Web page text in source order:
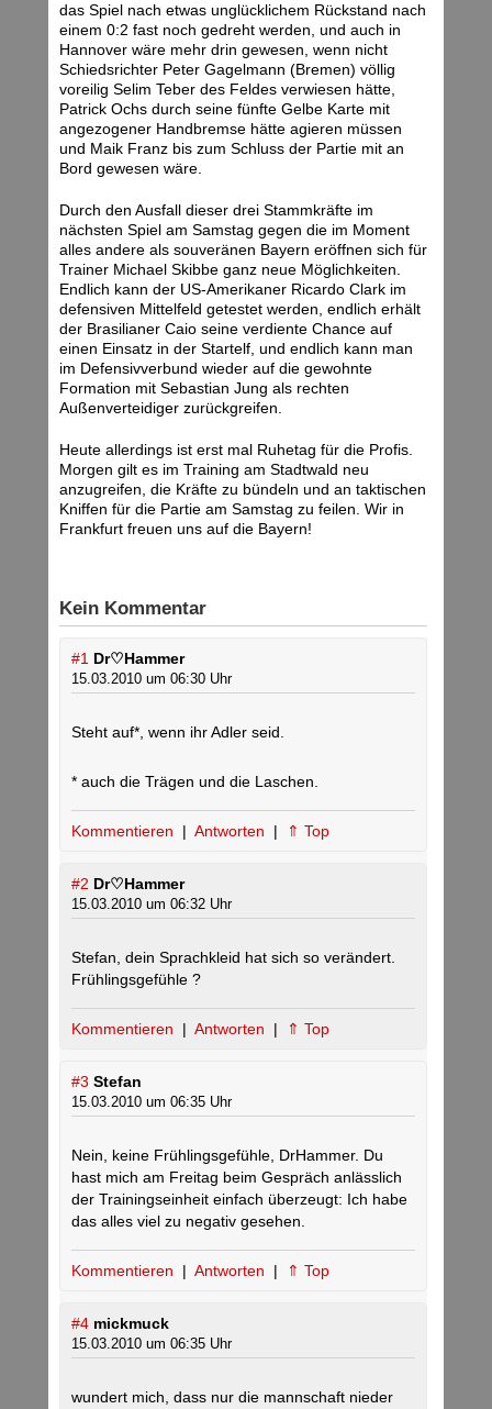
das Spiel nach etwas unglücklichem Rückstand nach
einem 0:2 fast noch gedreht werden, und auch in
Hannover wäre mehr drin gewesen, wenn nicht
Schiedsrichter Peter Gagelmann (Bremen) völlig
voreilig Selim Teber des Feldes verwiesen hätte,
Patrick Ochs durch seine fünfte Gelbe Karte mit
angezogener Handbremse hätte agieren müssen
und Maik Franz bis zum Schluss der Partie mit an
Bord gewesen wäre.
Durch den Ausfall dieser drei Stammkräfte im
nächsten Spiel am Samstag gegen die im Moment
alles andere als souveränen Bayern eröffnen sich für
Trainer Michael Skibbe ganz neue Möglichkeiten.
Endlich kann der US-Amerikaner Ricardo Clark im
defensiven Mittelfeld getestet werden, endlich erhält
der Brasilianer Caio seine verdiente Chance auf
einen Einsatz in der Startelf, und endlich kann man
im Defensivverbund wieder auf die gewohnte
Formation mit Sebastian Jung als rechten
Außenverteidiger zurückgreifen.
Heute allerdings ist erst mal Ruhetag für die Profis.
Morgen gilt es im Training am Stadtwald neu
anzugreifen, die Kräfte zu bündeln und an taktischen
Kniffen für die Partie am Samstag zu feilen. Wir in
Frankfurt freuen uns auf die Bayern!
Kein Kommentar
#1 Dr♡Hammer
15.03.2010 um 06:30 Uhr
Steht auf*, wenn ihr Adler seid.
* auch die Trägen und die Laschen.
Kommentieren | Antworten | ⇑ Top
#2 Dr♡Hammer
15.03.2010 um 06:32 Uhr
Stefan, dein Sprachkleid hat sich so verändert.
Frühlingsgefühle ?
Kommentieren | Antworten | ⇑ Top
#3 Stefan
15.03.2010 um 06:35 Uhr
Nein, keine Frühlingsgefühle, DrHammer. Du
hast mich am Freitag beim Gespräch anlässlich
der Trainingseinheit einfach überzeugt: Ich habe
das alles viel zu negativ gesehen.
Kommentieren | Antworten | ⇑ Top
#4 mickmuck
15.03.2010 um 06:35 Uhr
wundert mich, dass nur die mannschaft nieder